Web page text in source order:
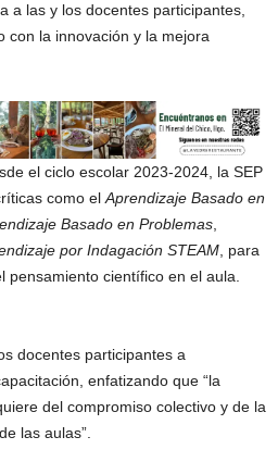
a las y los docentes participantes,
con la innovación y la mejora
el ciclo escolar 2023-2024, la SEP
como elAprendizaje Basado en
Basado en Problemas,
por Indagación STEAM, para
pensamiento científico en el aula.
docentes participantes a
enfatizando que “la
del compromiso colectivo y de la
las aulas”.